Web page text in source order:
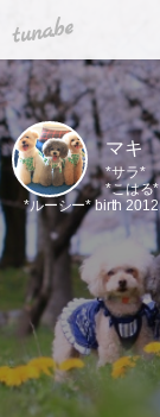
tuna.be
マキ
*サラ*
*こはる
*ルーシー* birth